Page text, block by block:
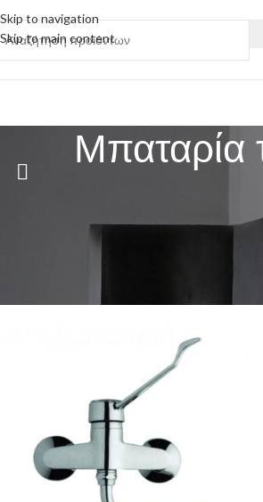
Skip to navigation
Skip to main content
Μπαταρία
Προϊόντα με ετικέτα “Μπαταρία